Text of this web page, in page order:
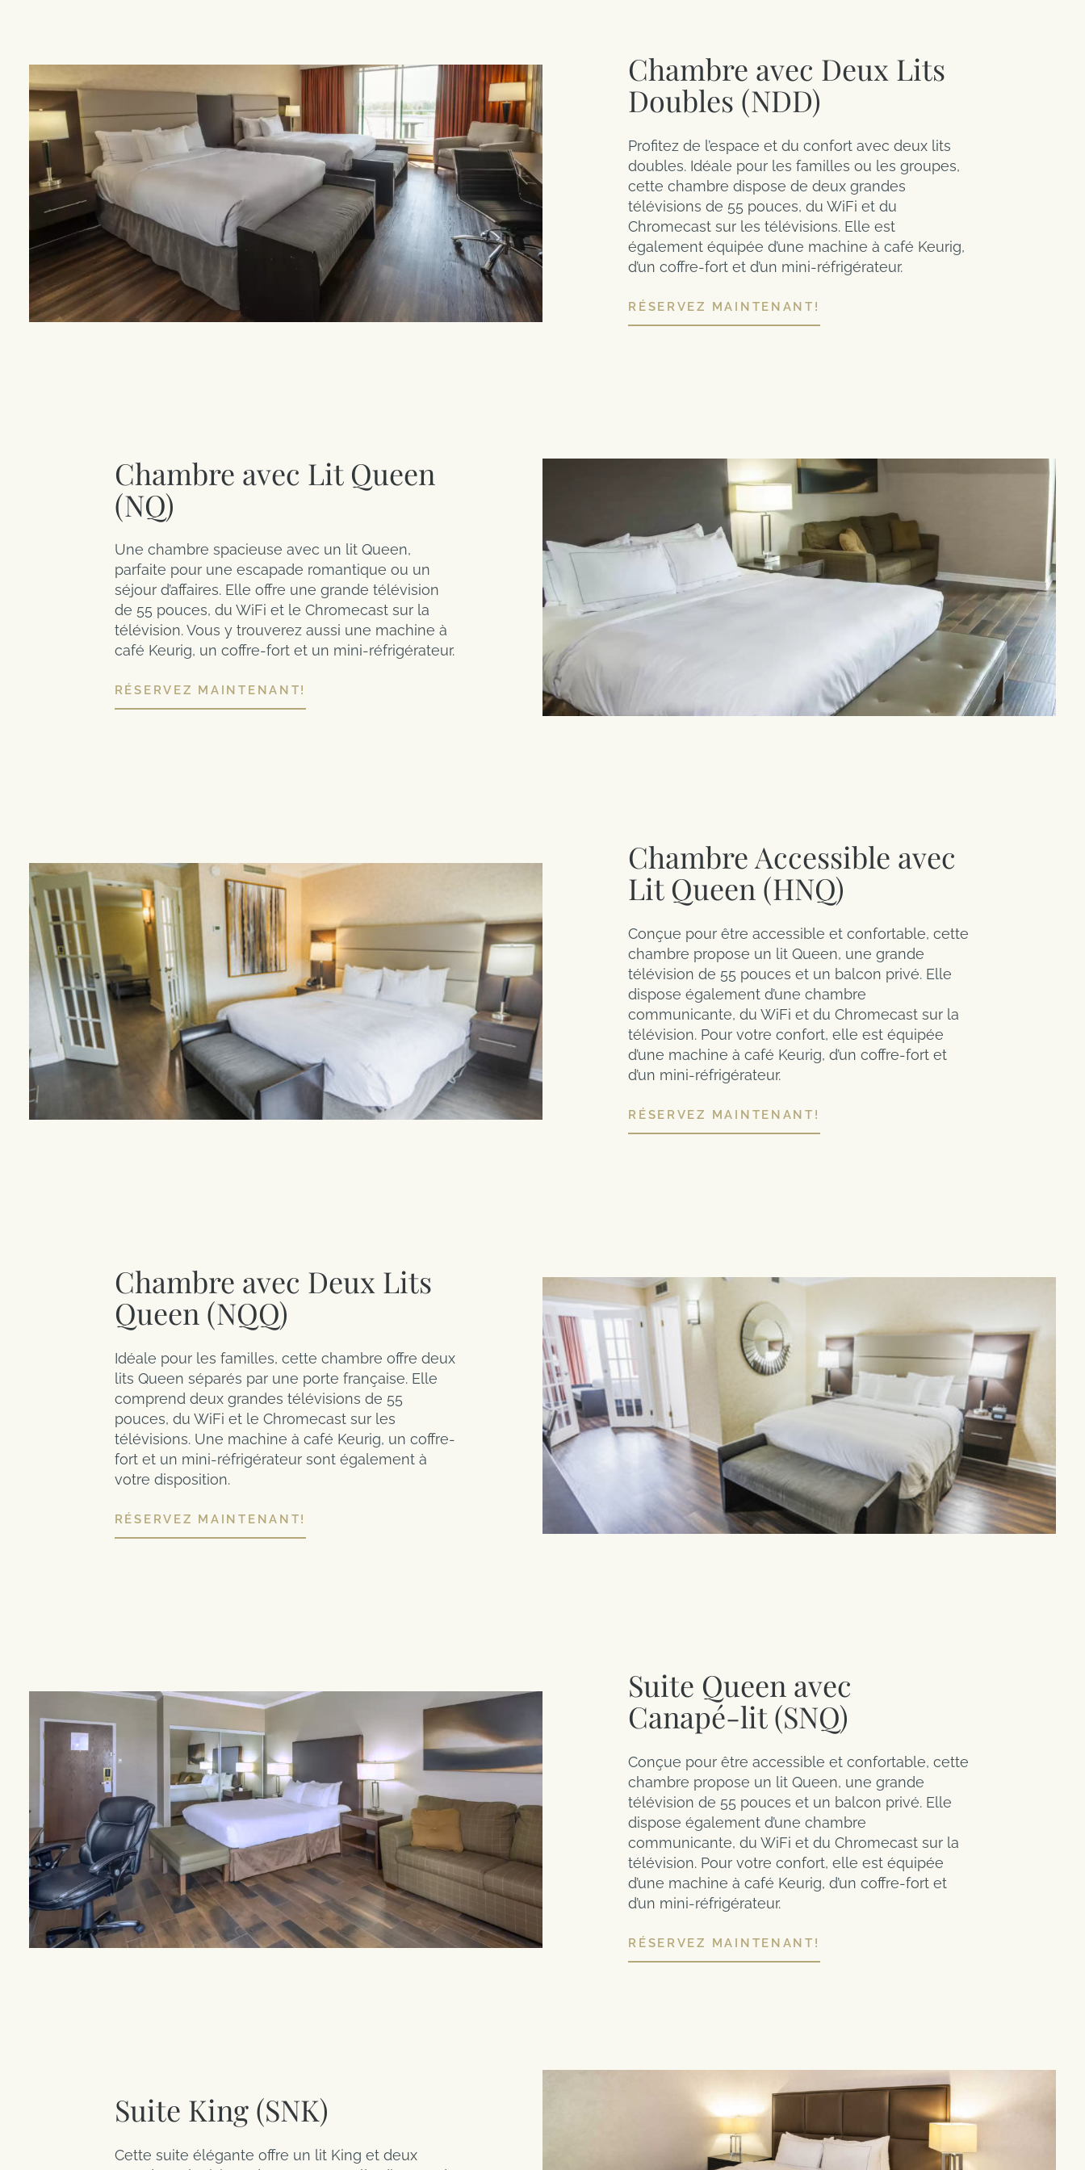
Chambre avec Deux Lits
Doubles (NDD)
Profitez de l’espace et du confort avec deux lits
doubles. Idéale pour les familles ou les groupes,
cette chambre dispose de deux grandes
télévisions de 55 pouces, du WiFi et du
Chromecast sur les télévisions. Elle est
également équipée d’une machine à café Keurig,
d’un coffre-fort et d’un mini-réfrigérateur.
RÉSERVEZ MAINTENANT!
Chambre avec Lit Queen
(NQ)
Une chambre spacieuse avec un lit Queen,
parfaite pour une escapade romantique ou un
séjour d’affaires. Elle offre une grande télévision
de 55 pouces, du WiFi et le Chromecast sur la
télévision. Vous y trouverez aussi une machine à
café Keurig, un coffre-fort et un mini-réfrigérateur.
RÉSERVEZ MAINTENANT!
Chambre Accessible avec
Lit Queen (HNQ)
Conçue pour être accessible et confortable, cette
chambre propose un lit Queen, une grande
télévision de 55 pouces et un balcon privé. Elle
dispose également d’une chambre
communicante, du WiFi et du Chromecast sur la
télévision. Pour votre confort, elle est équipée
d’une machine à café Keurig, d’un coffre-fort et
d’un mini-réfrigérateur.
RÉSERVEZ MAINTENANT!
Chambre avec Deux Lits
Queen (NQQ)
Idéale pour les familles, cette chambre offre deux
lits Queen séparés par une porte française. Elle
comprend deux grandes télévisions de 55
pouces, du WiFi et le Chromecast sur les
télévisions. Une machine à café Keurig, un coffre-
fort et un mini-réfrigérateur sont également à
votre disposition.
RÉSERVEZ MAINTENANT!
Suite Queen avec
Canapé-lit (SNQ)
Conçue pour être accessible et confortable, cette
chambre propose un lit Queen, une grande
télévision de 55 pouces et un balcon privé. Elle
dispose également d’une chambre
communicante, du WiFi et du Chromecast sur la
télévision. Pour votre confort, elle est équipée
d’une machine à café Keurig, d’un coffre-fort et
d’un mini-réfrigérateur.
RÉSERVEZ MAINTENANT!
Suite King (SNK)
Cette suite élégante offre un lit King et deux